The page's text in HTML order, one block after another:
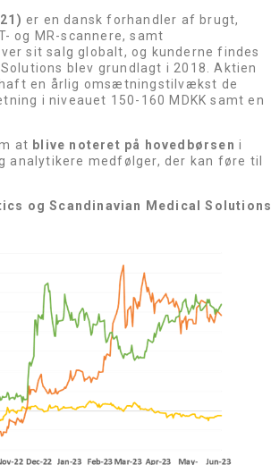
er en dansk forhandler af brugt,
og MR-scannere, samt
sit salg globalt, og kunderne findes
blev grundlagt i 2018. Aktien
haft en årlig omsætningstilvækst de
i niveauet 150-160 MDKK samt en
at blive noteret på hovedbørsen i
analytikere medfølger, der kan føre til
og Scandinavian Medical Solutions